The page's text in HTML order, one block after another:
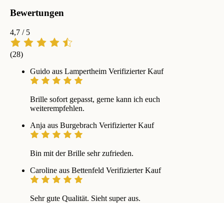
Bewertungen
4,7 / 5
(28)
Guido aus Lampertheim Verifizierter Kauf
Brille sofort gepasst, gerne kann ich euch
weiterempfehlen.
Anja aus Burgebrach Verifizierter Kauf
Bin mit der Brille sehr zufrieden.
Caroline aus Bettenfeld Verifizierter Kauf
Sehr gute Qualität. Sieht super aus.